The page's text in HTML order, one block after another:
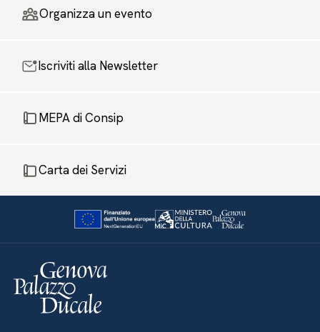
Organizza un evento
Iscriviti alla Newsletter
MEPA di Consip
Carta dei Servizi